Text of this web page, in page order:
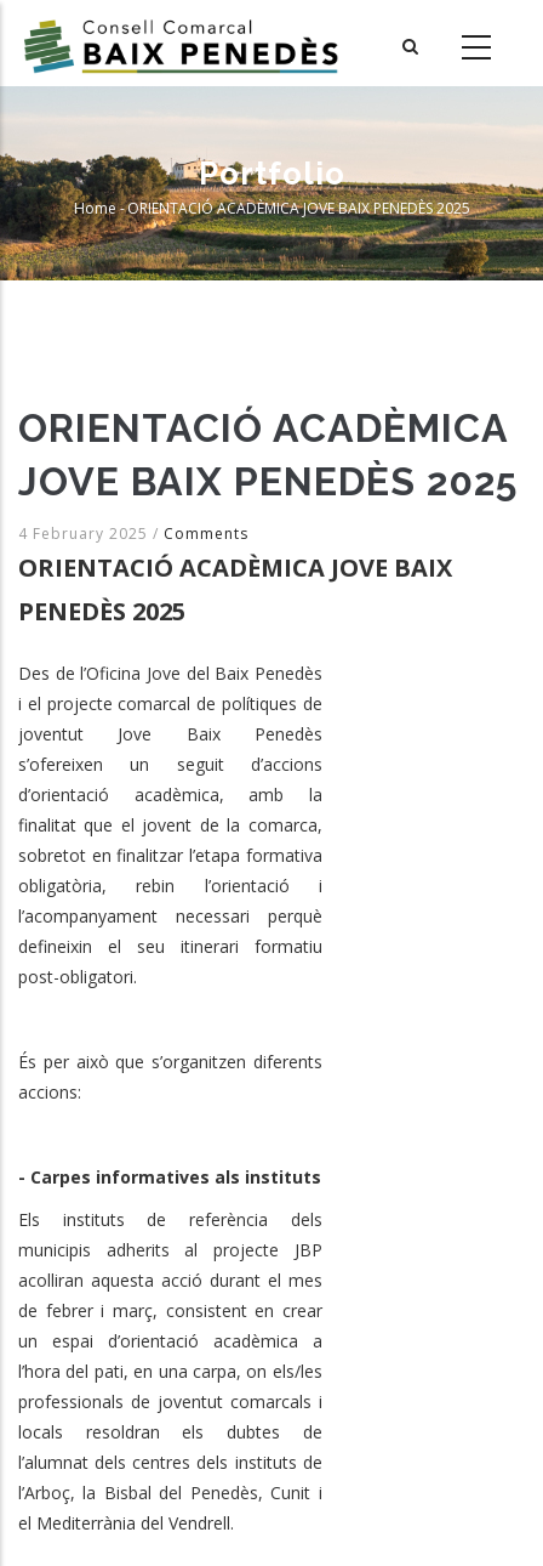
main
Portfolio
Breadcrumb
Home-ORIENTACIÓ ACADÈMICA JOVE BAIX PENEDÈS 2025
ORIENTACIÓ ACADÈMICA
JOVE BAIX PENEDÈS 2025
4 February 2025 / Comments
ORIENTACIÓ ACADÈMICA JOVE BAIX
PENEDÈS 2025
Des de l’Oficina Jove del Baix Penedès
i el projecte comarcal de polítiques de
joventut Jove Baix Penedès
s’ofereixen un seguit d’accions
d’orientació acadèmica, amb la
finalitat que el jovent de la comarca,
sobretot en finalitzar l’etapa formativa
obligatòria, rebin l’orientació i
l’acompanyament necessari perquè
defineixin el seu itinerari formatiu
post-obligatori.
És per això que s’organitzen diferents
accions:
- Carpes informatives als instituts
Els instituts de referència dels
municipis adherits al projecte JBP
acolliran aquesta acció durant el mes
de febrer i març, consistent en crear
un espai d’orientació acadèmica a
l’hora del pati, en una carpa, on els/les
professionals de joventut comarcals i
locals resoldran els dubtes de
l’alumnat dels centres dels instituts de
l’Arboç, la Bisbal del Penedès, Cunit i
el Mediterrània del Vendrell.